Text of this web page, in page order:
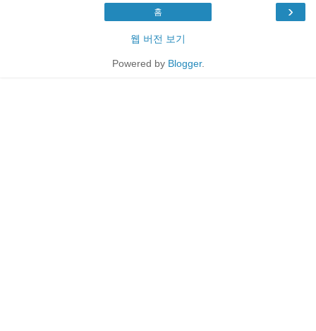
›
홈
웹 버전 보기
Powered by Blogger.